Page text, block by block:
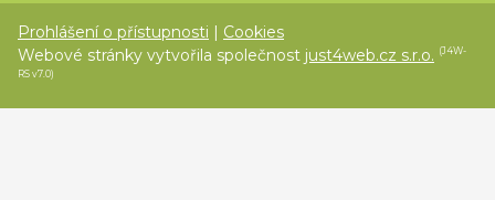
Prohlášení o přístupnosti | Cookies
Webové stránky vytvořila společnost just4web.cz s.r.o. (J4W-
RS v7.0)